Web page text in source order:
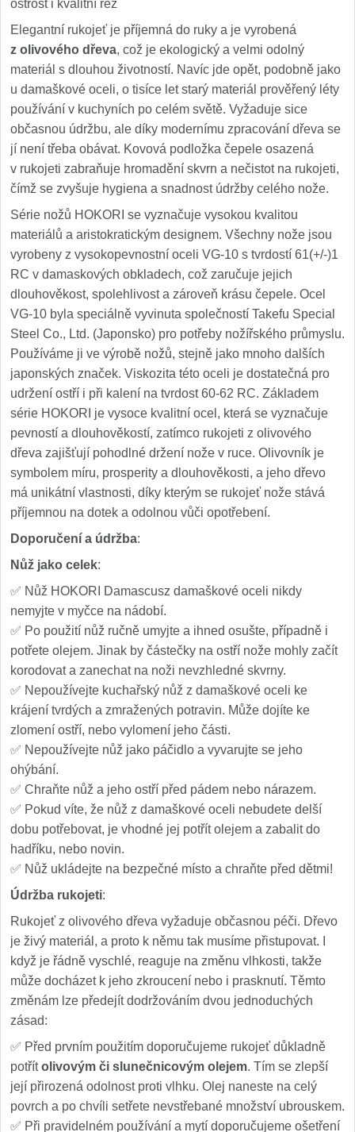
ostrost i kvalitní řez
Elegantní rukojeť je příjemná do ruky a je vyrobená
z olivového dřeva, což je ekologický a velmi odolný
materiál s dlouhou životností. Navíc jde opět, podobně jako
u damaškové oceli, o tisíce let starý materiál prověřený léty
používání v kuchyních po celém světě. Vyžaduje sice
občasnou údržbu, ale díky modernímu zpracování dřeva se
jí není třeba obávat. Kovová podložka čepele osazená
v rukojeti zabraňuje hromadění skvrn a nečistot na rukojeti,
čímž se zvyšuje hygiena a snadnost údržby celého nože.
Série nožů HOKORI se vyznačuje vysokou kvalitou
materiálů a aristokratickým designem. Všechny nože jsou
vyrobeny z vysokopevnostní oceli VG-10 s tvrdostí 61(+/-)1
RC v damaskových obkladech, což zaručuje jejich
dlouhověkost, spolehlivost a zároveň krásu čepele. Ocel
VG-10 byla speciálně vyvinuta společností Takefu Special
Steel Co., Ltd. (Japonsko) pro potřeby nožířského průmyslu.
Používáme ji ve výrobě nožů, stejně jako mnoho dalších
japonských značek. Viskozita této oceli je dostatečná pro
udržení ostří i při kalení na tvrdost 60-62 RC. Základem
série HOKORI je vysoce kvalitní ocel, která se vyznačuje
pevností a dlouhověkostí, zatímco rukojeti z olivového
dřeva zajišťují pohodlné držení nože v ruce. Olivovník je
symbolem míru, prosperity a dlouhověkosti, a jeho dřevo
má unikátní vlastnosti, díky kterým se rukojeť nože stává
příjemnou na dotek a odolnou vůči opotřebení.
Doporučení a údržba:
Nůž jako celek:
✅ Nůž HOKORI Damascusz damaškové oceli nikdy
nemyjte v myčce na nádobí.
✅ Po použití nůž ručně umyjte a ihned osušte, případně i
potřete olejem. Jinak by částečky na ostří nože mohly začít
korodovat a zanechat na noži nevzhledné skvrny.
✅ Nepoužívejte kuchařský nůž z damaškové oceli ke
krájení tvrdých a zmražených potravin. Může dojíte ke
zlomení ostří, nebo vylomení jeho části.
✅ Nepoužívejte nůž jako páčidlo a vyvarujte se jeho
ohýbání.
✅ Chraňte nůž a jeho ostří před pádem nebo nárazem.
✅ Pokud víte, že nůž z damaškové oceli nebudete delší
dobu potřebovat, je vhodné jej potřít olejem a zabalit do
hadříku, nebo novin.
✅ Nůž ukládejte na bezpečné místo a chraňte před dětmi!
Údržba rukojeti:
Rukojeť z olivového dřeva vyžaduje občasnou péči. Dřevo
je živý materiál, a proto k němu tak musíme přistupovat. I
když je řádně vyschlé, reaguje na změnu vlhkosti, takže
může docházet k jeho zkroucení nebo i prasknutí. Těmto
změnám lze předejít dodržováním dvou jednoduchých
zásad:
✅ Před prvním použitím doporučujeme rukojeť důkladně
potřítolivovým či slunečnicovým olejem. Tím se zlepší
její přirozená odolnost proti vlhku. Olej naneste na celý
povrch a po chvíli setřete nevstřebané množství ubrouskem.
✅ Při pravidelném používání a mytí doporučujeme ošetření